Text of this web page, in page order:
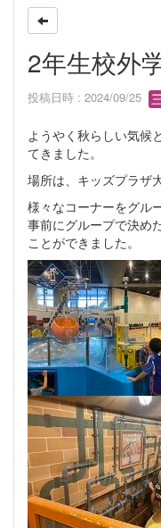
2年生校外
投稿日時 : 2024/09/25
ようやく秋らしい気候
てきました。
場所は、キッズプラザ
様々なコーナーをグル
事前にグループで決め
ことができました。